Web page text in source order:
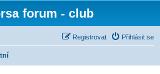
forum - club
Přihlásit se
Registrovat